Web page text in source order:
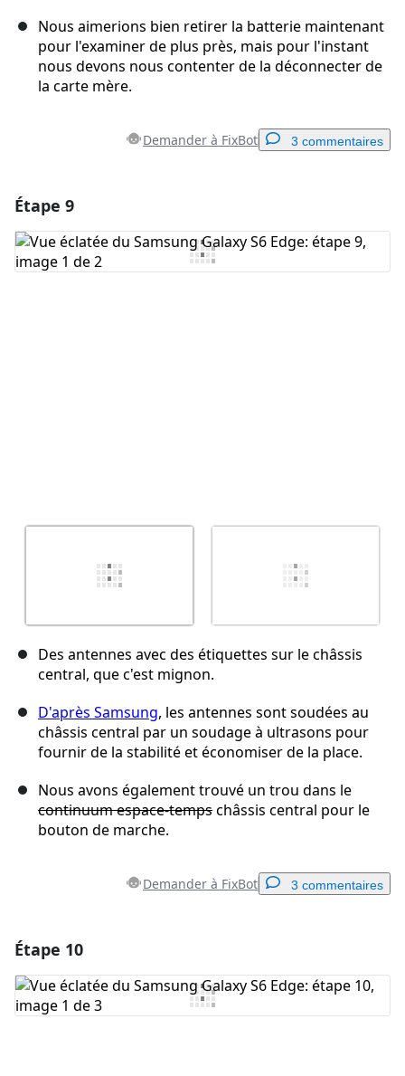
Nous aimerions bien retirer la batterie maintenant
pour l'examiner de plus près, mais pour l'instant
nous devons nous contenter de la déconnecter de
la carte mère.
Demander à FixBot 3 commentaires
Ajouter un commentaire
Étape 9
Des antennes avec des étiquettes sur le châssis
central, que c'est mignon.
D'après Samsung, les antennes sont soudées au
châssis central par un soudage à ultrasons pour
fournir de la stabilité et économiser de la place.
Nous avons également trouvé un trou dans le
continuum espace-tempschâssis central pour le
bouton de marche.
Demander à FixBot 3 commentaires
Ajouter un commentaire
Étape 10